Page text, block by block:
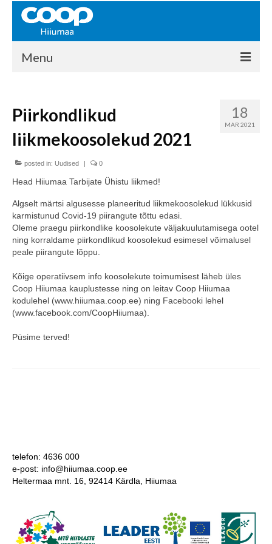
Menu
Kontakt
Liikmed
Ajalugu
EHITUSKESKUS
KAUBAMAJA
COOP KLIENDIKAART
KINKEKAART
PAKUME TÖÖD
18
MAR 2021
Piirkondlikud
liikmekoosolekud 2021
posted in: Uudised | 0
Head Hiiumaa Tarbijate Ühistu liikmed!
Algselt märtsi algusesse planeeritud liikmekoosolekud lükkusid
karmistunud Covid-19 piirangute tõttu edasi.
Oleme praegu piirkondlike koosolekute väljakuulutamisega ootel
ning korraldame piirkondlikud koosolekud esimesel võimalusel
peale piirangute lõppu.
Kõige operatiivsem info koosolekute toimumisest läheb üles
Coop Hiiumaa kauplustesse ning on leitav Coop Hiiumaa
kodulehel (www.hiiumaa.coop.ee) ning Facebooki lehel
(www.facebook.com/CoopHiiumaa).
Püsime terved!
telefon: 4636 000
e-post: info@hiiumaa.coop.ee
Heltermaa mnt. 16, 92414 Kärdla, Hiiumaa